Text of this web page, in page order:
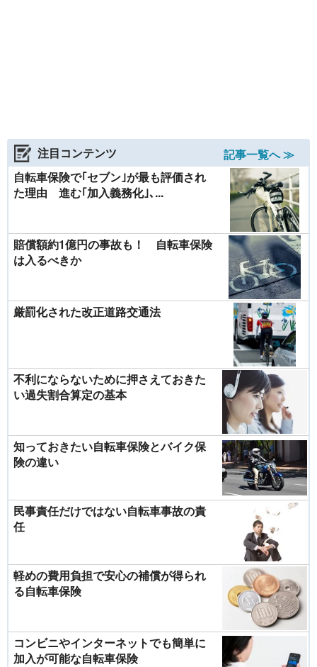
注目コンテンツ
記事一覧へ ≫
自転車保険で｢セブン｣が最も評価され
た理由 進む｢加入義務化｣､...
賠償額約1億円の事故も！ 自転車保険
は入るべきか
厳罰化された改正道路交通法
不利にならないために押さえておきた
い過失割合算定の基本
知っておきたい自転車保険とバイク保
険の違い
民事責任だけではない自転車事故の責
任
軽めの費用負担で安心の補償が得られ
る自転車保険
コンビニやインターネットでも簡単に
加入が可能な自転車保険